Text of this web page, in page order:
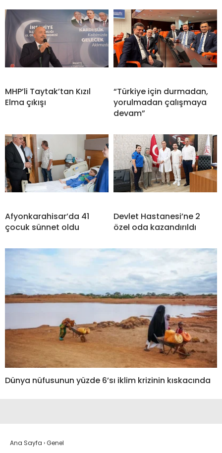
MHP’li Taytak’tan Kızıl
Elma çıkışı
“Türkiye için durmadan,
yorulmadan çalışmaya
devam”
Afyonkarahisar’da 41
çocuk sünnet oldu
Devlet Hastanesi’ne 2
özel oda kazandırıldı
Dünya nüfusunun yüzde 6’sı iklim krizinin kıskacında
Ana Sayfa ›Genel